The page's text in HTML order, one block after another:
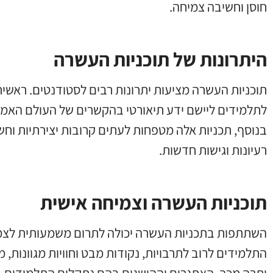
חוסן וחשיבה צמיחה.
היתרונות של תוכניות העשרה
תוכניות העשרה מציעות יתרונות רבים לסטודנטים.
לתלמידים ליישם ידע תיאורטי בהקשרים של העולם
בנוסף, תכניות אלה מטפחות לעתים קרובות יצירתיות
רעיונות וגישות חדשות.
תוכניות העשרה וצמיחה אישית
השתתפות בתכניות העשרה יכולה לתרום משמעותית
התלמידים לרוב לתרבויות, נקודות מבט וחוויות